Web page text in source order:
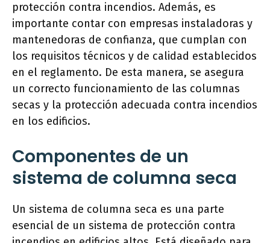
protección contra incendios. Además, es
importante contar con empresas instaladoras y
mantenedoras de confianza, que cumplan con
los requisitos técnicos y de calidad establecidos
en el reglamento. De esta manera, se asegura
un correcto funcionamiento de las columnas
secas y la protección adecuada contra incendios
en los edificios.
Componentes de un
sistema de columna seca
Un sistema de columna seca es una parte
esencial de un sistema de protección contra